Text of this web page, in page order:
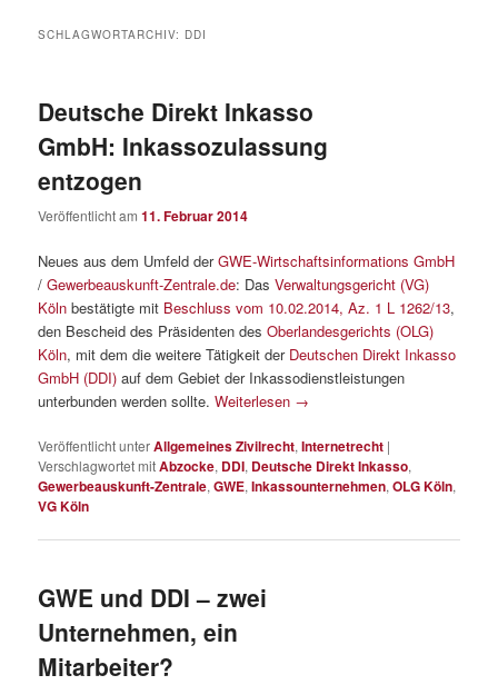
SCHLAGWORTARCHIV: DDI
Deutsche Direkt Inkasso
GmbH: Inkassozulassung
entzogen
Veröffentlicht am11. Februar 2014
Neues aus dem Umfeld derGWE-Wirtschaftsinformations GmbH
/Gewerbeauskunft-Zentrale.de: DasVerwaltungsgericht (VG)
Köln bestätigte mit Beschluss vom 10.02.2014, Az. 1 L 1262/13,
den Bescheid des Präsidenten desOberlandesgerichts (OLG)
Köln, mit dem die weitere Tätigkeit der Deutschen Direkt Inkasso
GmbH (DDI) auf dem Gebiet der Inkassodienstleistungen
unterbunden werden sollte.Weiterlesen →
Veröffentlicht unterAllgemeines Zivilrecht,Internetrecht |
Verschlagwortet mitAbzocke, DDI, Deutsche Direkt Inkasso,
Gewerbeauskunft-Zentrale,GWE,Inkassounternehmen,OLG Köln,
VG Köln
GWE und DDI – zwei
Unternehmen, ein
Mitarbeiter?